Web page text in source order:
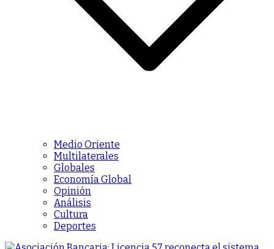
Medio Oriente
Multilaterales
Globales
Economía Global
Opinión
Análisis
Cultura
Deportes